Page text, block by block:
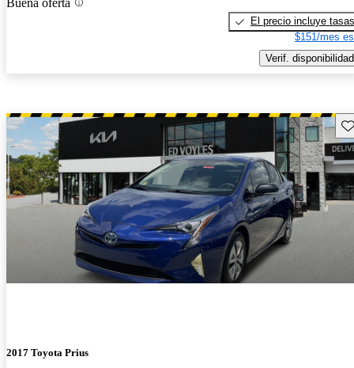
El precio incluye tasas
$151/mes
Verif. disponibilidad
2017 Toyota Prius